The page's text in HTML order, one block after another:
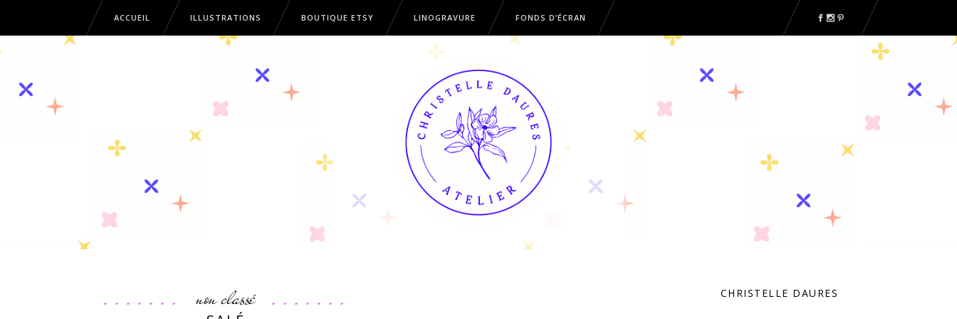
ACCUEIL ILLUSTRATIONS BOUTIQUE ETSY LINOGRAVURE FONDS D’ÉCRAN
non classé CHRISTELLE DAURES